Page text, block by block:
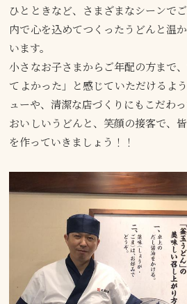
ひとときなど、さまざまなシーンで
内で心を込めてつくったうどんと温
います。
小さなお子さまからご年配の方まで
てよかった」と感じていただけるよ
ューや、清潔な店づくりにもこだわっ
おいしいうどんと、笑顔の接客で、
を作っていきましょう！！